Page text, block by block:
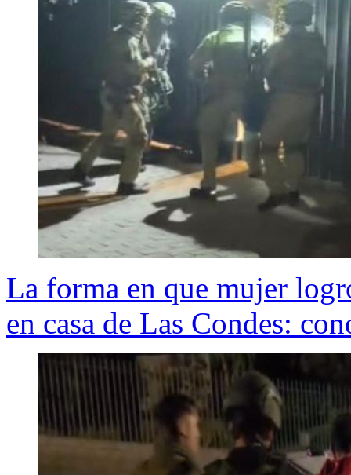
La forma en que mujer
en casa de Las Condes: